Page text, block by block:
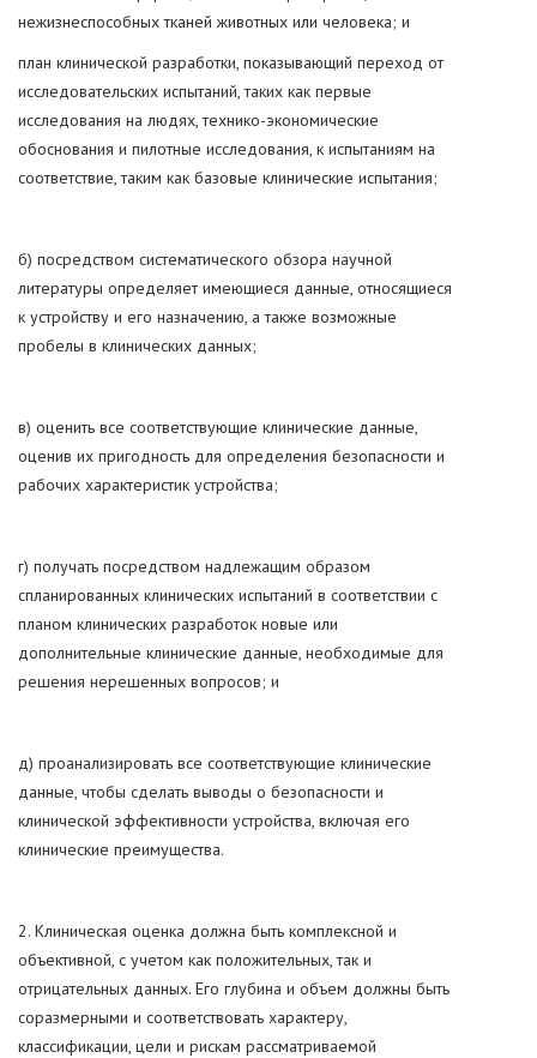
нежизнеспособных тканей животных или человека; и
план клинической разработки, показывающий переход от
исследовательских испытаний, таких как первые
исследования на людях, технико-экономические
обоснования и пилотные исследования, к испытаниям на
соответствие, таким как базовые клинические испытания;
б) посредством систематического обзора научной
литературы определяет имеющиеся данные, относящиеся
к устройству и его назначению, а также возможные
пробелы в клинических данных;
в) оценить все соответствующие клинические данные,
оценив их пригодность для определения безопасности и
рабочих характеристик устройства;
г) получать посредством надлежащим образом
спланированных клинических испытаний в соответствии с
планом клинических разработок новые или
дополнительные клинические данные, необходимые для
решения нерешенных вопросов; и
д) проанализировать все соответствующие клинические
данные, чтобы сделать выводы о безопасности и
клинической эффективности устройства, включая его
клинические преимущества.
2. Клиническая оценка должна быть комплексной и
объективной, с учетом как положительных, так и
отрицательных данных. Его глубина и объем должны быть
соразмерными и соответствовать характеру,
классификации, цели и рискам рассматриваемой